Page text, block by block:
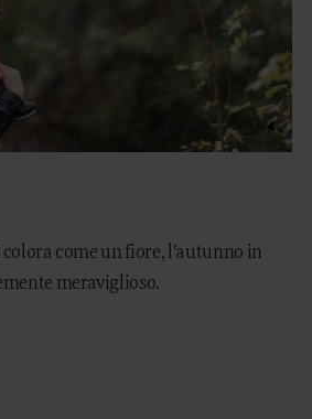
come un fiore, l'autunno in
meraviglioso.